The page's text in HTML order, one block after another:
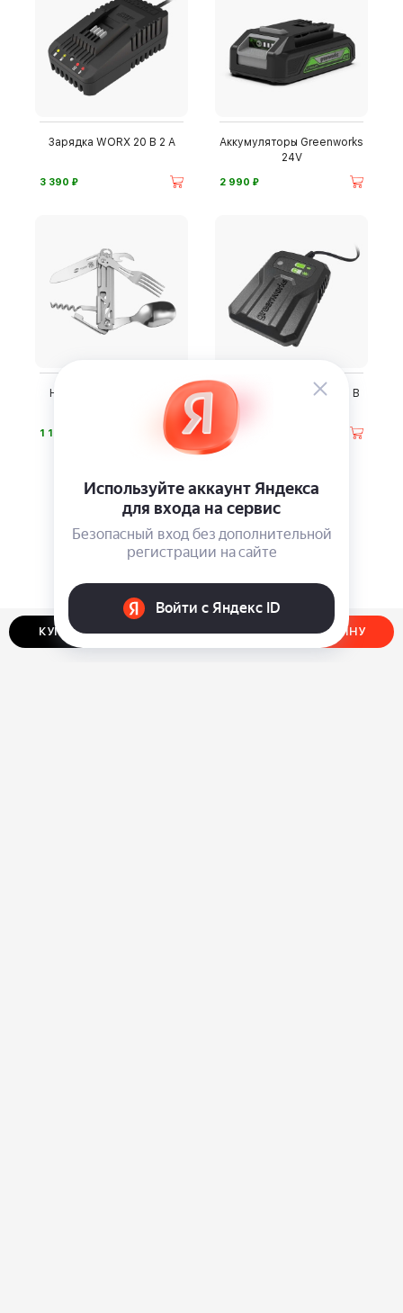
КУПИТЬ В ОДИН КЛИК ДОБАВИТЬ В КОРЗИНУ
Зарядка WORX 20 В 2 А
3 390 ⃏
Аккумуляторы Greenworks
24V
2 990 ⃏
Нож-мультитул Stinger
1 100
Зарядка Greenworks 24 В
1 990